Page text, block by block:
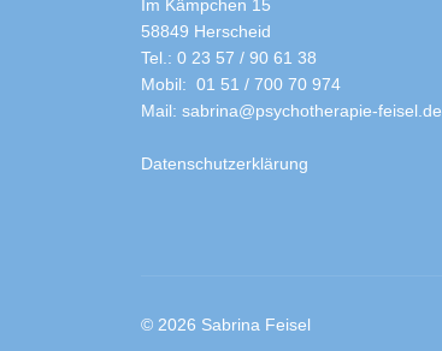
Im Kämpchen 15
58849 Herscheid
Tel.: 0 23 57 / 90 61 38
Mobil: 01 51 / 700 70 974
Mail: sabrina@psychotherapie-feisel.de
Datenschutzerklärung
© 2026 Sabrina Feisel